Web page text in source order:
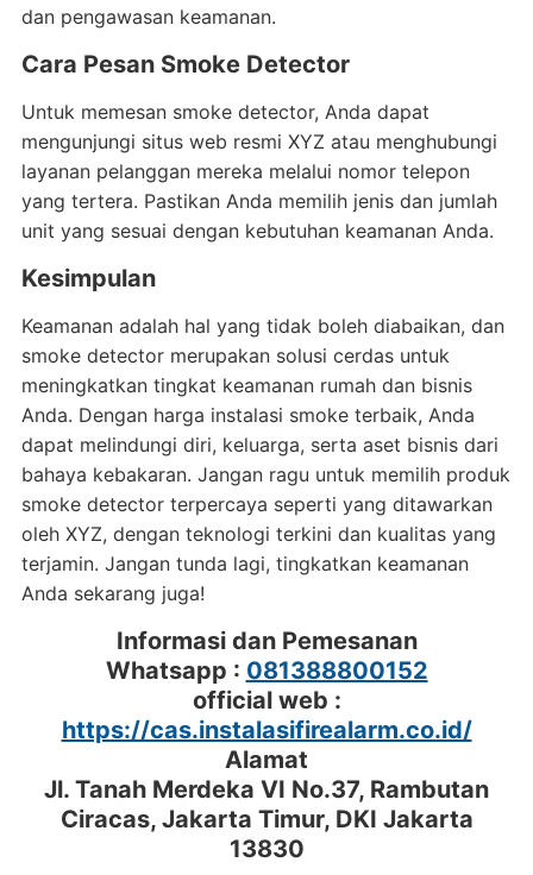
dan pengawasan keamanan.
Cara Pesan Smoke Detector
Untuk memesan smoke detector, Anda dapat
mengunjungi situs web resmi XYZ atau menghubungi
layanan pelanggan mereka melalui nomor telepon
yang tertera. Pastikan Anda memilih jenis dan jumlah
unit yang sesuai dengan kebutuhan keamanan Anda.
Kesimpulan
Keamanan adalah hal yang tidak boleh diabaikan, dan
smoke detector merupakan solusi cerdas untuk
meningkatkan tingkat keamanan rumah dan bisnis
Anda. Dengan harga instalasi smoke terbaik, Anda
dapat melindungi diri, keluarga, serta aset bisnis dari
bahaya kebakaran. Jangan ragu untuk memilih produk
smoke detector terpercaya seperti yang ditawarkan
oleh XYZ, dengan teknologi terkini dan kualitas yang
terjamin. Jangan tunda lagi, tingkatkan keamanan
Anda sekarang juga!
Informasi dan Pemesanan
Whatsapp : 081388800152
official web :
https://cas.instalasifirealarm.co.id/
Alamat
Jl. Tanah Merdeka VI No.37, Rambutan
Ciracas, Jakarta Timur, DKI Jakarta
13830